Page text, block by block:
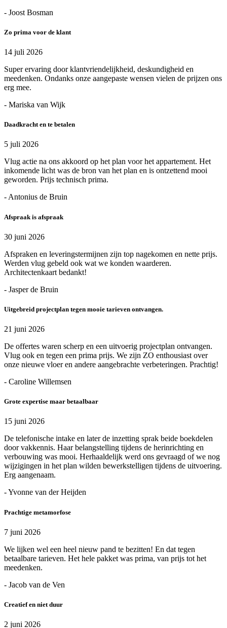
- Joost Bosman
Zo prima voor de klant
14 juli 2026
Super ervaring door klantvriendelijkheid, deskundigheid en
meedenken. Ondanks onze aangepaste wensen vielen de prijzen ons
erg mee.
- Mariska van Wijk
Daadkracht en te betalen
5 juli 2026
Vlug actie na ons akkoord op het plan voor het appartement. Het
inkomende licht was de bron van het plan en is ontzettend mooi
geworden. Prijs technisch prima.
- Antonius de Bruin
Afspraak is afspraak
30 juni 2026
Afspraken en leveringstermijnen zijn top nagekomen en nette prijs.
Werden vlug gebeld ook wat we konden waarderen.
Architectenkaart bedankt!
- Jasper de Bruin
Uitgebreid projectplan tegen mooie tarieven ontvangen.
21 juni 2026
De offertes waren scherp en een uitvoerig projectplan ontvangen.
Vlug ook en tegen een prima prijs. We zijn ZO enthousiast over
onze nieuwe vloer en andere aangebrachte verbeteringen. Prachtig!
- Caroline Willemsen
Grote expertise maar betaalbaar
15 juni 2026
De telefonische intake en later de inzetting sprak beide boekdelen
door vakkennis. Haar belangstelling tijdens de herinrichting en
verbouwing was mooi. Herhaaldelijk werd ons gevraagd of we nog
wijzigingen in het plan wilden bewerkstelligen tijdens de uitvoering.
Erg aangenaam.
- Yvonne van der Heijden
Prachtige metamorfose
7 juni 2026
We lijken wel een heel nieuw pand te bezitten! En dat tegen
betaalbare tarieven. Het hele pakket was prima, van prijs tot het
meedenken.
- Jacob van de Ven
Creatief en niet duur
2 juni 2026